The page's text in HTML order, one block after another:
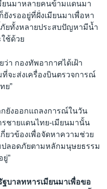
ยนมาหลายคนข้ามแดนมา
งรออยู่ที่ฝั่งเมียนมาเพื่อหา
ยทั้งหลายประสบปัญหามีน้ำ
ช้ด้วย
ว่า กองทัพอากาศได้เฝ้า
จะส่งเครื่องบินตรวจการณ์
ย”
ยังออกแถลงการณ์ในวัน
ชายแดนไทย-เมียนมานั้น
ยวข้องเพื่อจัดหาความช่วย
ปลอดภัยตามหลักมนุษยธรรม
”
บาลทหารเมียนมาเพื่อขอ